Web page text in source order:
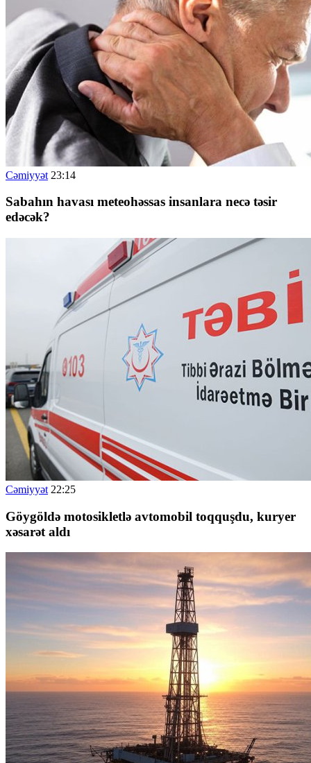
Cəmiyyət 23:14
Sabahın havası meteohəssas insanlara necə təsir
edəcək?
Cəmiyyət 22:25
Göygöldə motosikletlə avtomobil toqquşdu, kuryer
xəsarət aldı